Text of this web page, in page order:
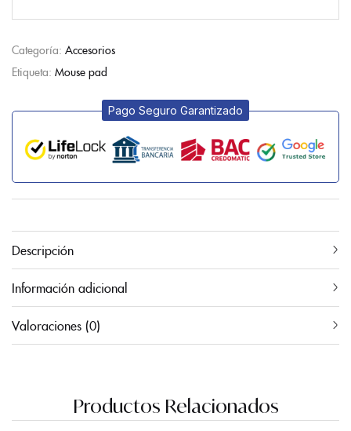
Categoría: Accesorios
Etiqueta: Mouse pad
Pago Seguro Garantizado
Descripción
Información adicional
Valoraciones (0)
Productos Relacionados